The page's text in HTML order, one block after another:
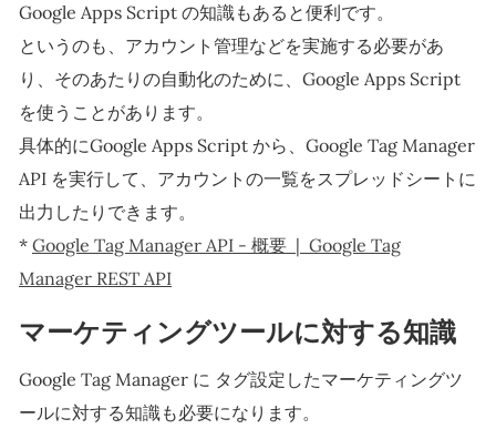
Google Apps Script の知識もあると便利です。
というのも、アカウント管理などを実施する必要があ
り、そのあたりの自動化のために、Google Apps Script
を使うことがあります。
具体的にGoogle Apps Script から、Google Tag Manager
API を実行して、アカウントの一覧をスプレッドシートに
出力したりできます。
* Google Tag Manager API - 概要 | Google Tag
Manager REST API
マーケティングツールに対する知識
Google Tag Manager に タグ設定したマーケティングツ
ールに対する知識も必要になります。